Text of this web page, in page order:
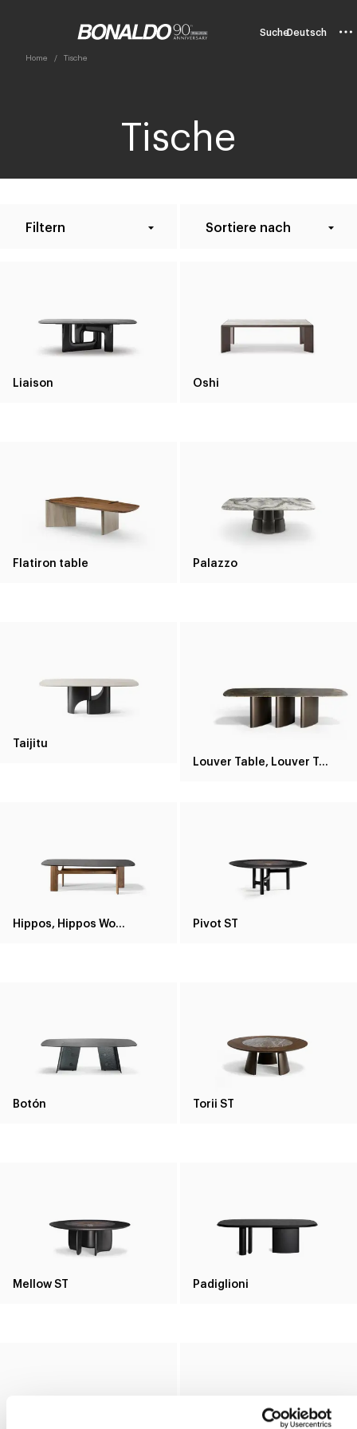
SucheDeutsch
Home Tische
Tische
Filtern Sortiere nach
Liaison Oshi
Flatiron table Palazzo
Taijitu
Louver Table, Louver Table Wood
Hippos, Hippos Wood Pivot ST
Botón Torii ST
Mellow ST Padiglioni